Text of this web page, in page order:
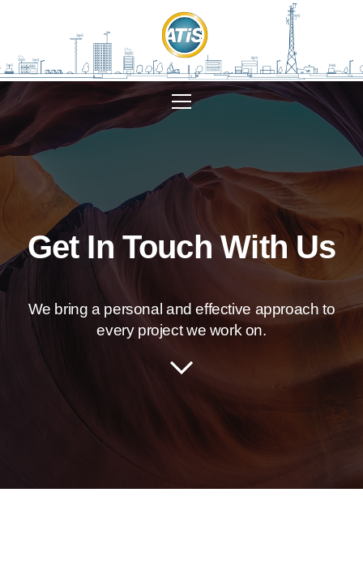
Get In Touch With Us
We bring a personal and effective approach to
every project we work on.